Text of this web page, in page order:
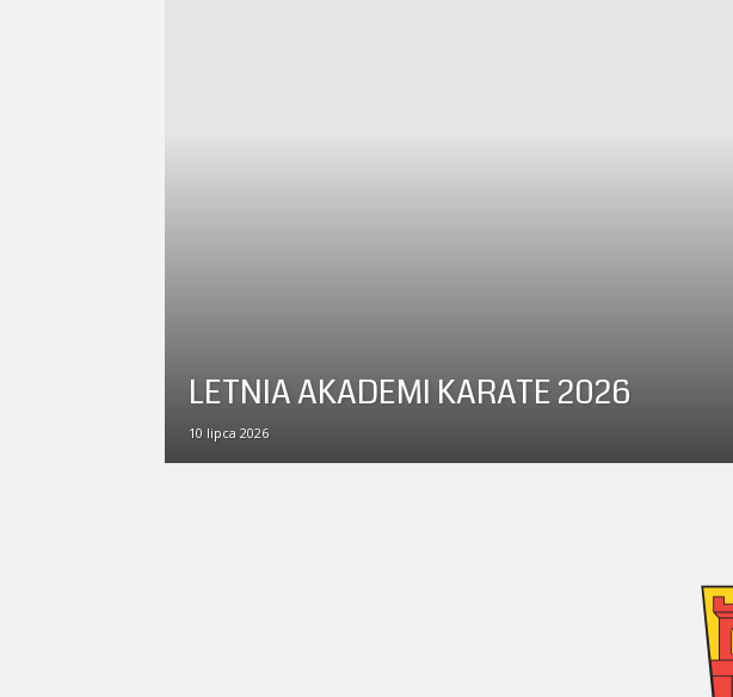
LETNIA AKADEMI KARATE 2026
10 lipca 2026